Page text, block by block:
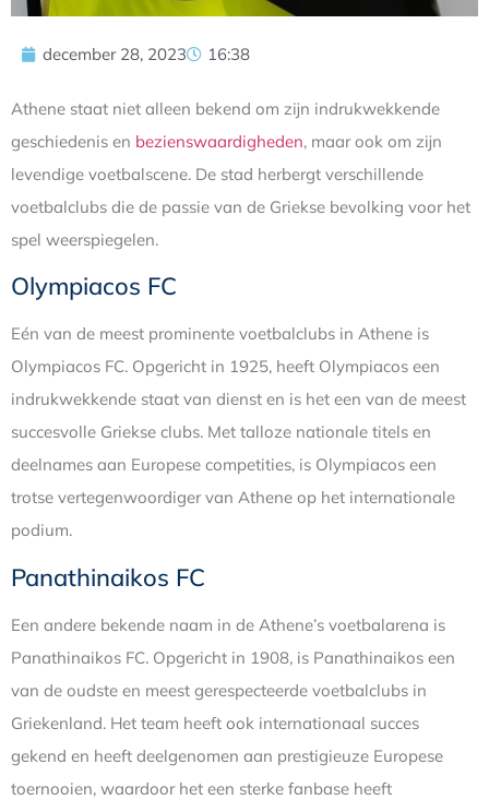
december 28, 2023 16:38
Athene staat niet alleen bekend om zijn indrukwekkende
geschiedenis en bezienswaardigheden, maar ook om zijn
levendige voetbalscene. De stad herbergt verschillende
voetbalclubs die de passie van de Griekse bevolking voor het
spel weerspiegelen.
Olympiacos FC
Eén van de meest prominente voetbalclubs in Athene is
Olympiacos FC. Opgericht in 1925, heeft Olympiacos een
indrukwekkende staat van dienst en is het een van de meest
succesvolle Griekse clubs. Met talloze nationale titels en
deelnames aan Europese competities, is Olympiacos een
trotse vertegenwoordiger van Athene op het internationale
podium.
Panathinaikos FC
Een andere bekende naam in de Athene’s voetbalarena is
Panathinaikos FC. Opgericht in 1908, is Panathinaikos een
van de oudste en meest gerespecteerde voetbalclubs in
Griekenland. Het team heeft ook internationaal succes
gekend en heeft deelgenomen aan prestigieuze Europese
toernooien, waardoor het een sterke fanbase heeft